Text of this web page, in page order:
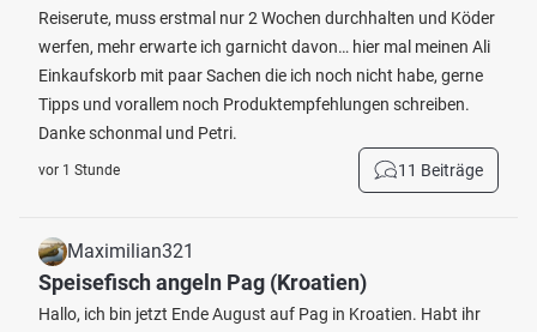
Reiserute, muss erstmal nur 2 Wochen durchhalten und Köder
werfen, mehr erwarte ich garnicht davon… hier mal meinen Ali
Einkaufskorb mit paar Sachen die ich noch nicht habe, gerne
Tipps und vorallem noch Produktempfehlungen schreiben.
Danke schonmal und Petri.
vor 1 Stunde 11 Beiträge
Maximilian321
Speisefisch angeln Pag (Kroatien)
Hallo, ich bin jetzt Ende August auf Pag in Kroatien. Habt ihr